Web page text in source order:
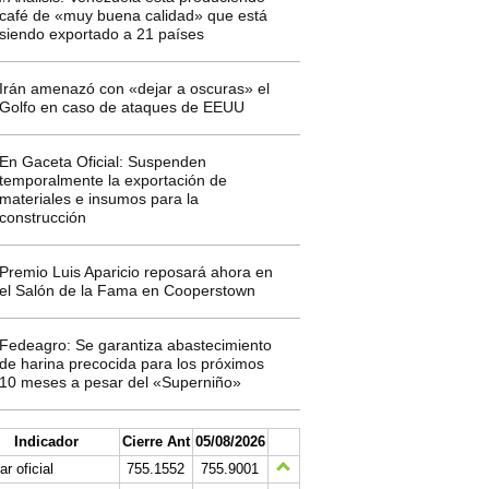
de «muy buena calidad» que está
exportado a 21 países
amenazó con «dejar a oscuras» el
en caso de ataques de EEUU
Gaceta Oficial: Suspenden
la exportación de
e insumos para la
Luis Aparicio reposará ahora en
Salón de la Fama en Cooperstown
Se garantiza abastecimiento
harina precocida para los próximos
meses a pesar del «Superniño»
Indicador Cierre Ant 05/08/2026
oficial
755.1552
755.9001